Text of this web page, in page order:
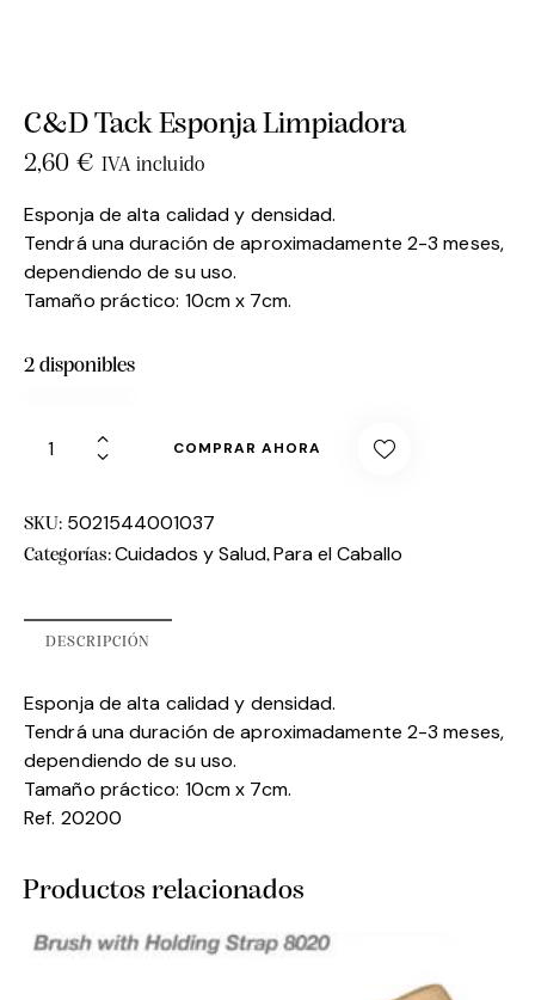
C&D Tack Esponja Limpiadora
2,60 € IVA incluido
Esponja de alta calidad y densidad.
Tendrá una duración de aproximadamente 2-3 meses,
dependiendo de su uso.
Tamaño práctico: 10cm x 7cm.
2 disponibles
COMPRAR AHORA
SKU: 5021544001037
Categorías:Cuidados y Salud, Para el Caballo
DESCRIPCIÓN
Esponja de alta calidad y densidad.
Tendrá una duración de aproximadamente 2-3 meses,
dependiendo de su uso.
Tamaño práctico: 10cm x 7cm.
Ref. 20200
Productos relacionados